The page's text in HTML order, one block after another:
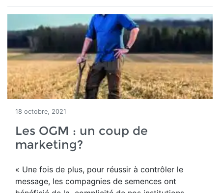
18 octobre, 2021
Les OGM : un coup de
marketing?
« Une fois de plus, pour réussir à contrôler le
message, les compagnies de semences ont